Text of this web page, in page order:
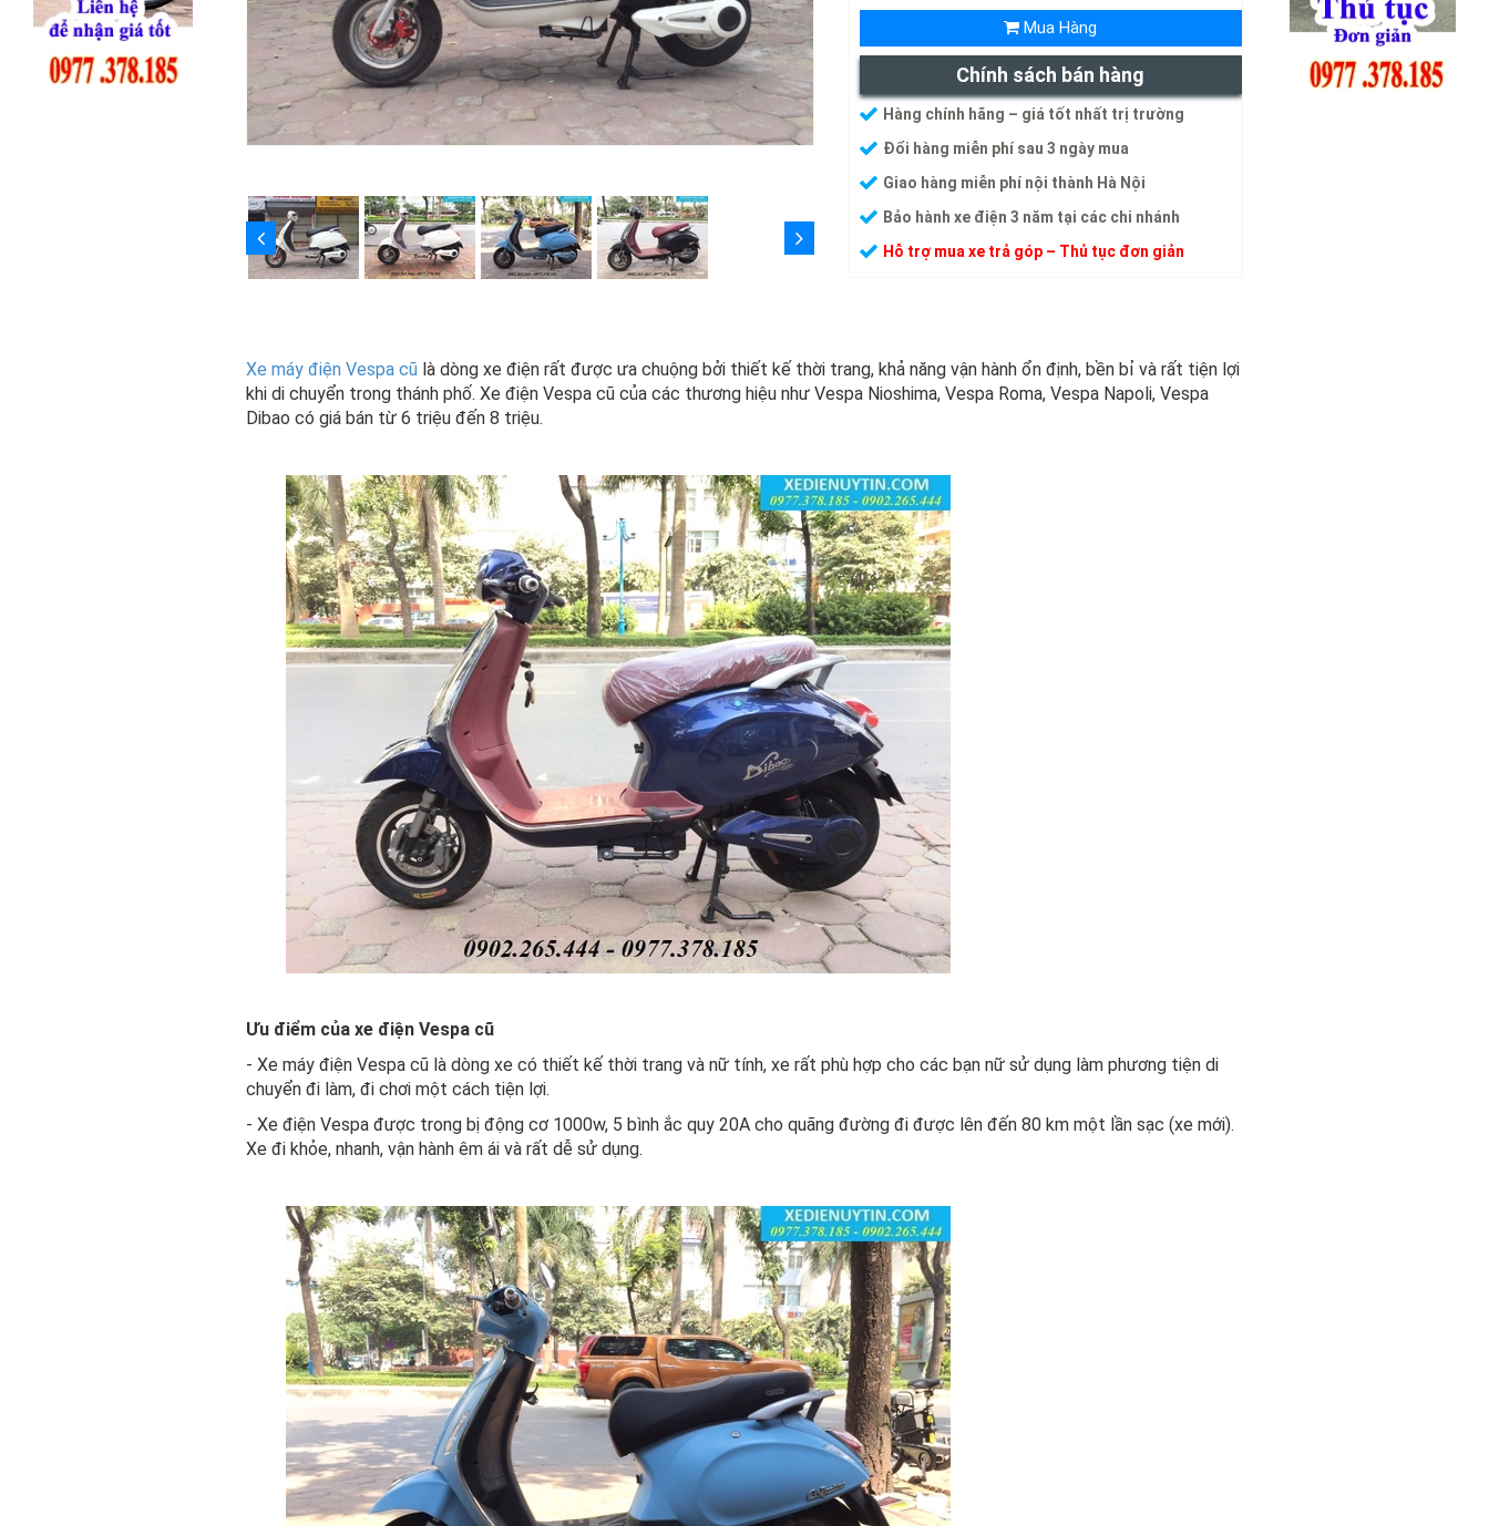
Mua Hàng
Chính sách bán hàng
Hàng chính hãng – giá tốt nhất trị trường
Đổi hàng miễn phí sau 3 ngày mua
Giao hàng miễn phí nội thành Hà Nội
Bảo hành xe điện 3 năm tại các chi nhánh
Hỗ trợ mua xe trả góp – Thủ tục đơn giản
Xe máy điện Vespa cũ là dòng xe điện rất được ưa chuộng bởi thiết kế thời trang, khả năng vận hành ổn định, bền bỉ và rất tiện lợi
khi di chuyển trong thánh phố. Xe điện Vespa cũ của các thương hiệu như Vespa Nioshima, Vespa Roma, Vespa Napoli, Vespa
Dibao có giá bán từ 6 triệu đến 8 triệu.
Ưu điểm của xe điện Vespa cũ
- Xe máy điện Vespa cũ là dòng xe có thiết kế thời trang và nữ tính, xe rất phù hợp cho các bạn nữ sử dụng làm phương tiện di
chuyển đi làm, đi chơi một cách tiện lợi.
- Xe điện Vespa được trong bị động cơ 1000w, 5 bình ắc quy 20A cho quãng đường đi được lên đến 80 km một lần sạc (xe mới).
Xe đi khỏe, nhanh, vận hành êm ái và rất dễ sử dụng.